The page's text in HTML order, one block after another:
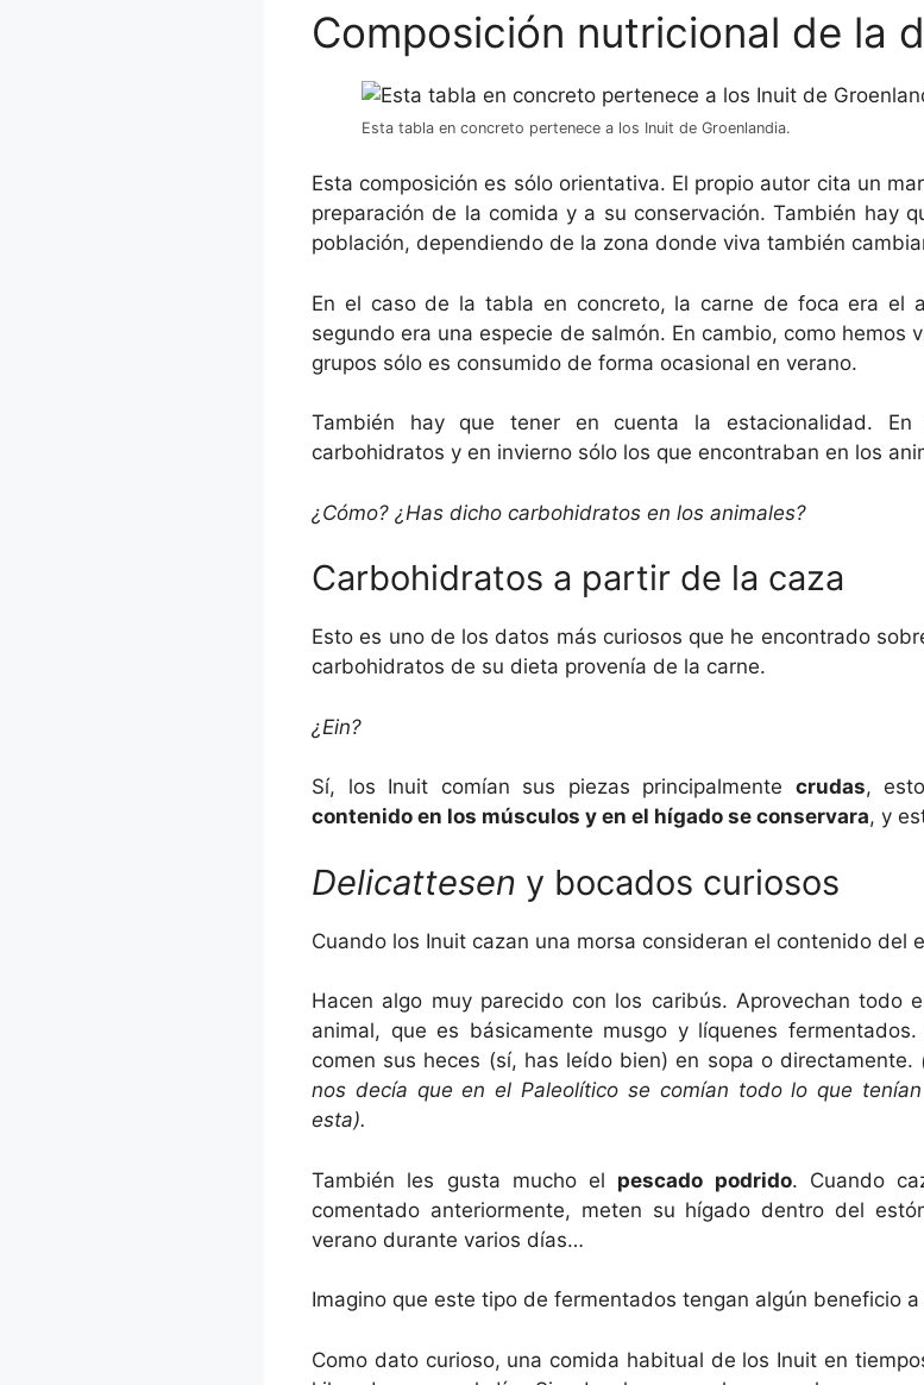
Composición nutricional de la
Esta tabla en concreto pertenece a los Inuit de Groenlandia.
Esta composición es sólo orientativa. El propio autor cita un
preparación de la comida y a su conservación. También hay
población, dependiendo de la zona donde viva también
En el caso de la tabla en concreto, la carne de foca era el
segundo era una especie de salmón. En cambio, como hemos
grupos sólo es consumido de forma ocasional en verano.
También hay que tener en cuenta la estacionalidad.
carbohidratos y en invierno sólo los que encontraban en los
¿Cómo? ¿Has dicho carbohidratos en los animales?
Carbohidratos a partir de la caza
Esto es uno de los datos más curiosos que he encontrado
carbohidratos de su dieta provenía de la carne.
¿Ein?
Sí, los Inuit comían sus piezas principalmente crudas,
contenido en los músculos y en el hígado se conservara, y
Delicattesen y bocados curiosos
Cuando los Inuit cazan una morsa consideran el contenido del
Hacen algo muy parecido con los caribús. Aprovechan todo
animal, que es básicamente musgo y líquenes
comen sus heces (sí, has leído bien) en sopa o directamente.
nos decía que en el Paleolítico se comían todo lo que
esta).
También les gusta mucho el pescado podrido. Cuando
comentado anteriormente, meten su hígado dentro del
verano durante varios días…
Imagino que este tipo de fermentados tengan algún beneficio
Como dato curioso, una comida habitual de los Inuit en